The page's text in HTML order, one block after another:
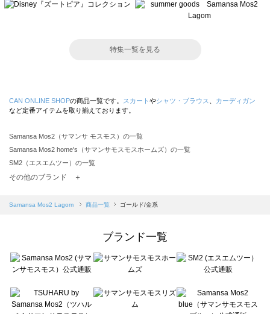
特集一覧を見る
CAN ONLINE SHOPの商品一覧です。 スカート やシャツ・ブラウス
カーディガン
など定番アイテムを取り揃えております。
Samansa Mos2（サマンサ モスモス）の一覧
Samansa Mos2 home's（サマンサモスモスホームズ）の一覧
SM2（エスエムツー）の一覧
TSUHARU by Samansa Mos2（ツハルバイサマンサモスモス）の一覧
Samansa Mos2 blue（サマンサモスモス ブルー）の一覧
Te chichi（テチチ）の一覧
Te chichi CLASSIC（テチチ クラシック）の一覧
Lugnoncure（ルノンキュール）の一覧
BETTY'S BLUE（べティーズブルー）の一覧
その他のブランド ＋
Samansa Mos2 Lagom 商品一覧 ゴールド/金系
ブランド一覧